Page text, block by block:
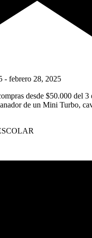
- febrero 28, 2025
desde $50.000 del 3
de un Mini Turbo,